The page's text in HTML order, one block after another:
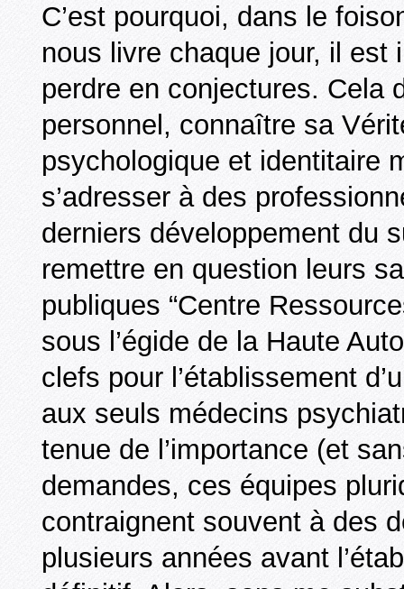
C’est pourquoi, dans le
nous livre chaque jour, il est
perdre en conjectures. Cela
personnel, connaître sa
psychologique et identitaire
s’adresser à des
derniers développement du
remettre en question leurs
publiques “Centre
sous l’égide de la Haute
clefs pour l’établissement
aux seuls médecins
tenue de l’importance (et
demandes, ces équipes
contraignent souvent à des
plusieurs années avant